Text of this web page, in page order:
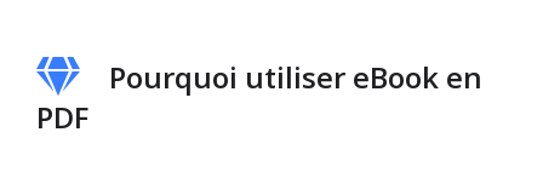
Pourquoi utiliser eBook en
PDF